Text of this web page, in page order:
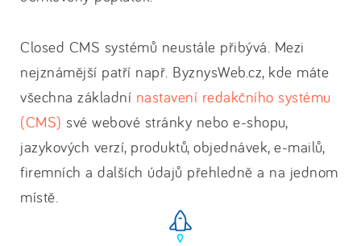
Closed CMS systémů neustále přibývá. Mezi
nejznámější patří např. ByznysWeb.cz, kde máte
všechna základní nastavení redakčního systému
(CMS) své webové stránky nebo e-shopu,
jazykových verzí, produktů, objednávek, e-mailů,
firemních a dalších údajů přehledně a na jednom
místě.